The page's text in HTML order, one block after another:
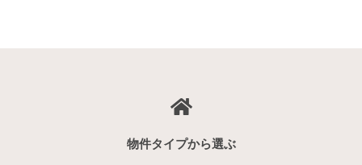
物件タイプから選ぶ